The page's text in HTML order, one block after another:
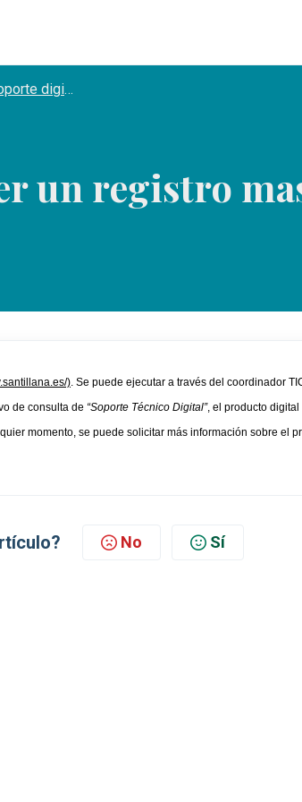
digital
un registro
). Se puede ejecutar a través del coordinador
de consulta de “Soporte Técnico Digital”, el producto digital
momento, se puede solicitar más información sobre el
No Sí